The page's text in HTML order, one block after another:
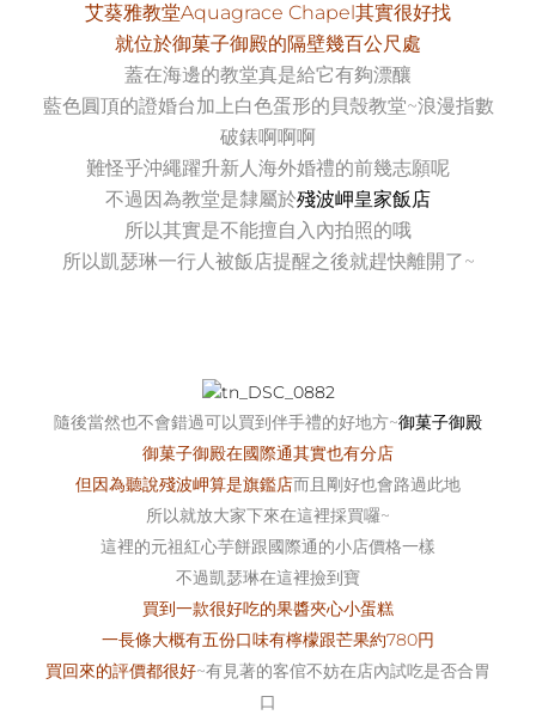
艾葵雅教堂Aquagrace Chapel其實很好找
就位於御菓子御殿的隔壁幾百公尺處
蓋在海邊的教堂真是給它有夠漂釀
藍色圓頂的證婚台加上白色蛋形的貝殼教堂~浪漫指數
破錶啊啊啊
難怪乎沖繩躍升新人海外婚禮的前幾志願呢
不過因為教堂是隸屬於殘波岬皇家飯店
所以其實是不能擅自入內拍照的哦
所以凱瑟琳一行人被飯店提醒之後就趕快離開了~
隨後當然也不會錯過可以買到伴手禮的好地方~御菓子御殿
御菓子御殿在國際通其實也有分店
但因為聽說殘波岬算是旗鑑店而且剛好也會路過此地
所以就放大家下來在這裡採買囉~
這裡的元祖紅心芋餅跟國際通的小店價格一樣
不過凱瑟琳在這裡撿到寶
買到一款很好吃的果醬夾心小蛋糕
一長條大概有五份口味有檸檬跟芒果約780円
買回來的評價都很好~有見著的客倌不妨在店內試吃是否合胃
口